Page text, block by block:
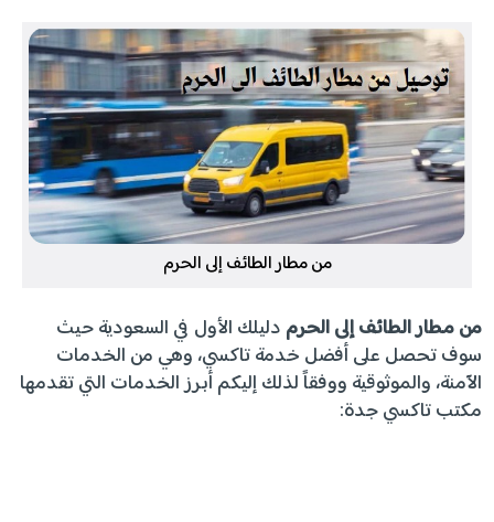
من مطار الطائف إلى الحرم
من مطار الطائف إلى الحرم دليلك الأول في السعودية حيث
سوف تحصل على أفضل خدمة تاكسي، وهي من الخدمات
الآمنة، والموثوقية ووفقاً لذلك إليكم أبرز الخدمات التي تقدمها
مكتب تاكسي جدة: